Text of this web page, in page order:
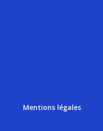
Mentions légales